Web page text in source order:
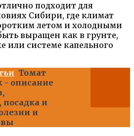
подходит для
Сибири, где климат
летом и холодными
выращен как в грунте,
или системе капельного
Томат
- описание
посадка и
и